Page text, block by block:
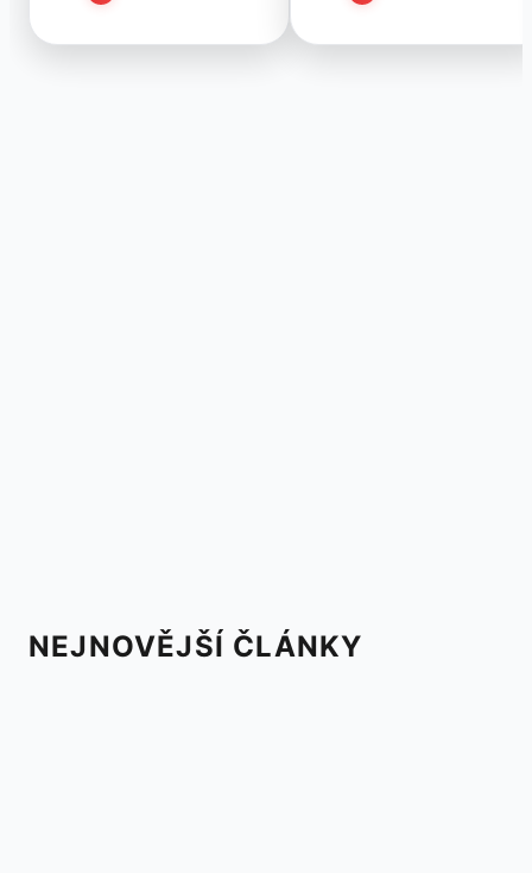
NEJNOVĚJŠÍ ČLÁNKY